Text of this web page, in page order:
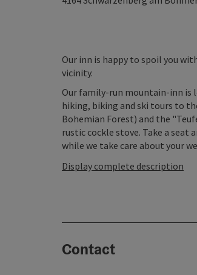
Our inn is happy to spoil you
vicinity.
Our family-run mountain-inn is
hiking, biking and ski tours to
Bohemian Forest) and the
rustic cockle stove. Take a seat
while we take care about your
Display complete description
Contact